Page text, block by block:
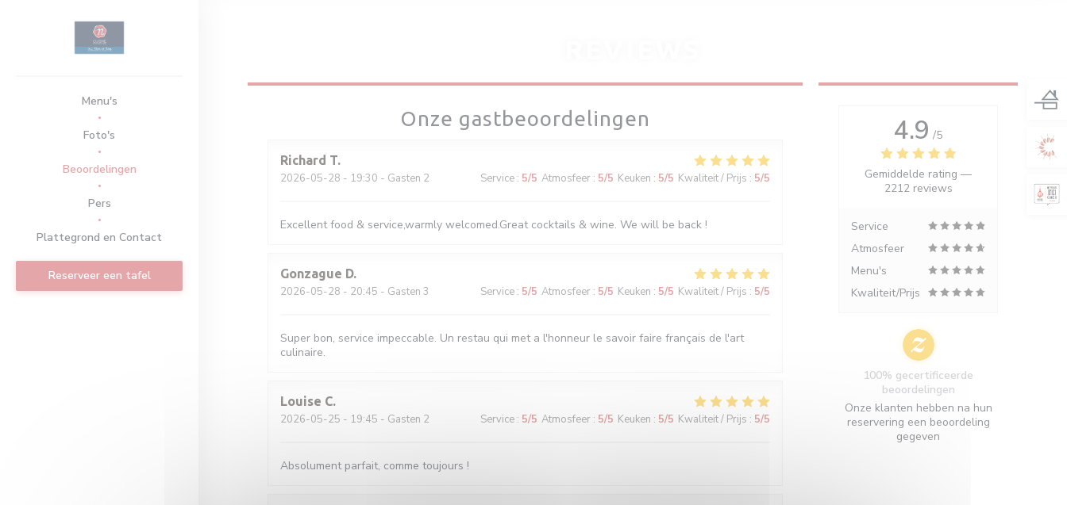
Menu's
Foto's
Beoordelingen
Pers
Plattegrond en Contact
Reserveer een tafel
Onze gastbeoordelingen
Richard T
2026-05-28 - 19:30 - Gasten 2 Service : 5/5 Atmosfeer : 5/5 Keuken : 5/5 Kwaliteit / Prijs : 5/5
Excellent food & service,warmly welcomed.Great cocktails & wine. We will be back !
Gonzague D
2026-05-28 - 20:45 - Gasten 3 Service : 5/5 Atmosfeer : 5/5 Keuken : 5/5 Kwaliteit / Prijs : 5/5
Super bon, service impeccable. Un restau qui met a l'honneur le savoir faire français de l'art
culinaire.
Louise C
2026-05-25 - 19:45 - Gasten 2 Service : 5/5 Atmosfeer : 5/5 Keuken : 5/5 Kwaliteit / Prijs : 5/5
Absolument parfait, comme toujours !
4.9 /5
Gemiddelde rating —
2212 reviews
Service
Atmosfeer
Menu's
Kwaliteit/Prijs
100% gecertificeerde
beoordelingen
Onze klanten hebben na hun
reservering een beoordeling
gegeven